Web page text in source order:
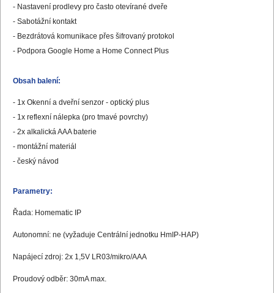
- Nastavení prodlevy pro často otevírané dveře
- Sabotážní kontakt
- Bezdrátová komunikace přes šifrovaný protokol
- Podpora Google Home a Home Connect Plus
Obsah balení:
- 1x Okenní a dveřní senzor - optický plus
- 1x reflexní nálepka (pro tmavé povrchy)
- 2x alkalická AAA baterie
- montážní materiál
- český návod
Parametry:
Řada: Homematic IP
Autonomní: ne (vyžaduje Centrální jednotku HmIP-HAP)
Napájecí zdroj: 2x 1,5V LR03/mikro/AAA
Proudový odběr: 30mA max.